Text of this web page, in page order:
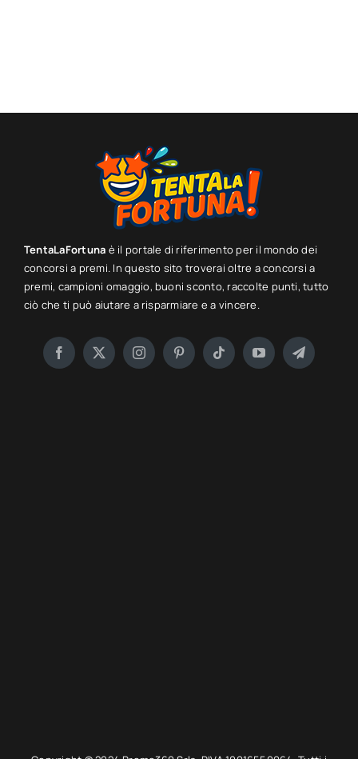
TentaLaFortuna è il portale di riferimento per il mondo dei
concorsi a premi. In questo sito troverai oltre a concorsi a
premi, campioni omaggio, buoni sconto, raccolte punti, tutto
ciò che ti può aiutare a risparmiare e a vincere.